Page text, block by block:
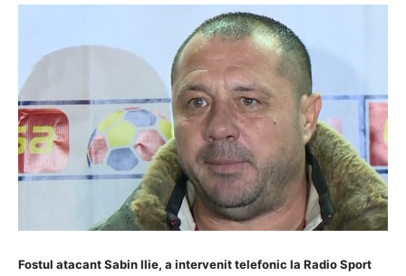
Fostul atacant Sabin Ilie, a intervenit telefonic la Radio Sport